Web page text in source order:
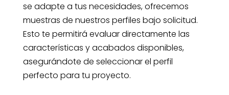
se adapte a tus necesidades, ofrecemos
muestras de nuestros perfiles bajo solicitud.
Esto te permitirá evaluar directamente las
características y acabados disponibles,
asegurándote de seleccionar el perfil
perfecto para tu proyecto.